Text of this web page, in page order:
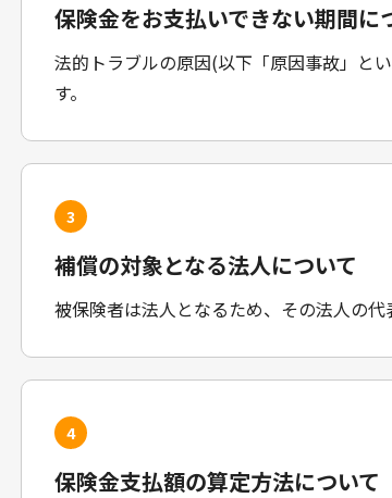
保険金をお支払いできない期間に
法的トラブルの原因(以下「原因事故」と
す。
3
補償の対象となる法人について
被保険者は法人となるため、その法人の
4
保険金支払額の算定方法について